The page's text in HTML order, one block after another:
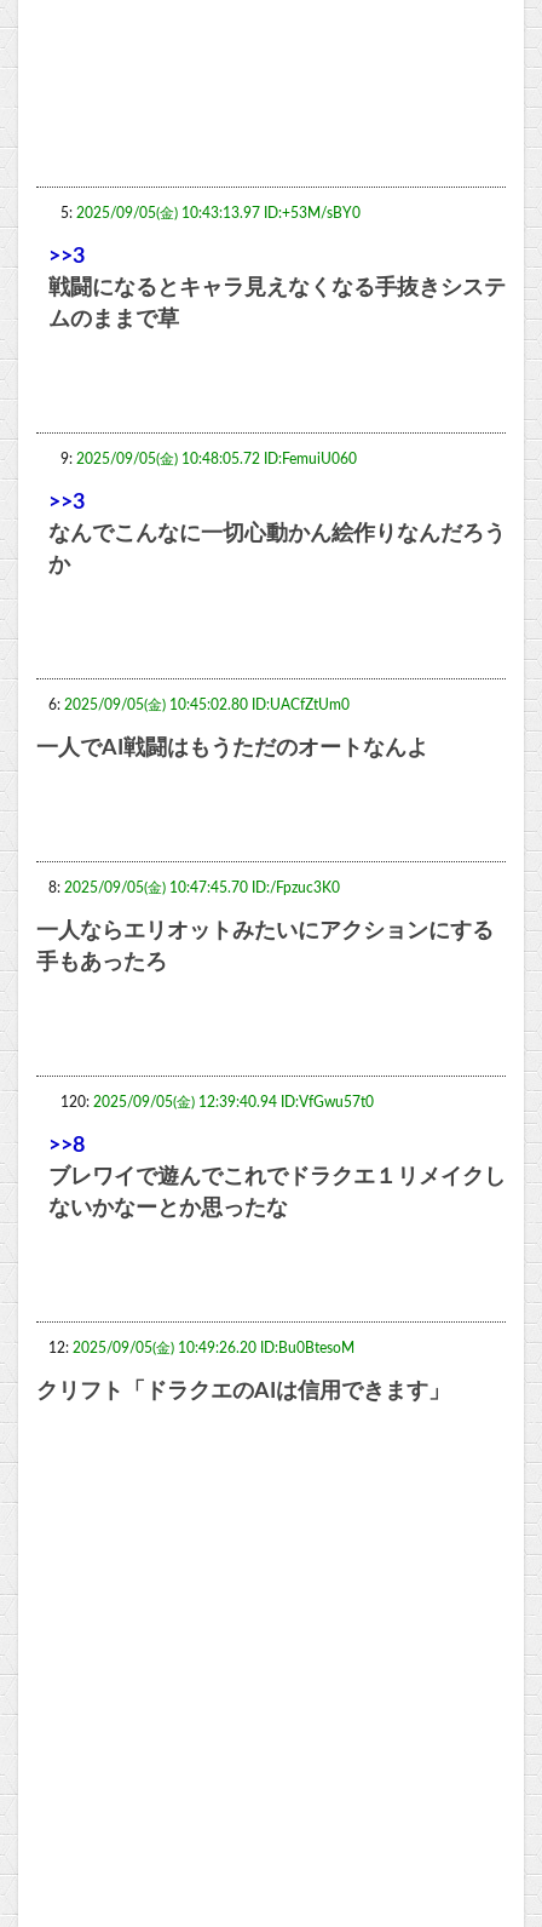
5: 2025/09/05(金) 10:43:13.97 ID:+53M/sBY0
>>3
戦闘になるとキャラ見えなくなる手抜きシステ
ムのままで草
9: 2025/09/05(金) 10:48:05.72 ID:FemuiU060
>>3
なんでこんなに一切心動かん絵作りなんだろう
か
6: 2025/09/05(金) 10:45:02.80 ID:UACfZtUm0
一人でAI戦闘はもうただのオートなんよ
8: 2025/09/05(金) 10:47:45.70 ID:/Fpzuc3K0
一人ならエリオットみたいにアクションにする
手もあったろ
120: 2025/09/05(金) 12:39:40.94 ID:VfGwu57t0
>>8
ブレワイで遊んでこれでドラクエ１リメイクし
ないかなーとか思ったな
12: 2025/09/05(金) 10:49:26.20 ID:Bu0BtesoM
クリフト「ドラクエのAIは信用できます」